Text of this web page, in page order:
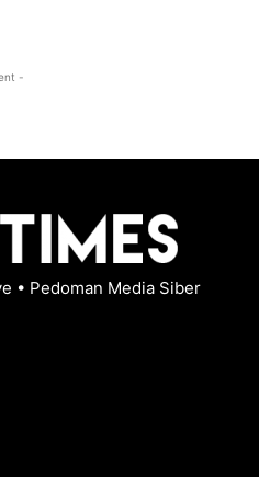
-
• Pedoman Media Siber